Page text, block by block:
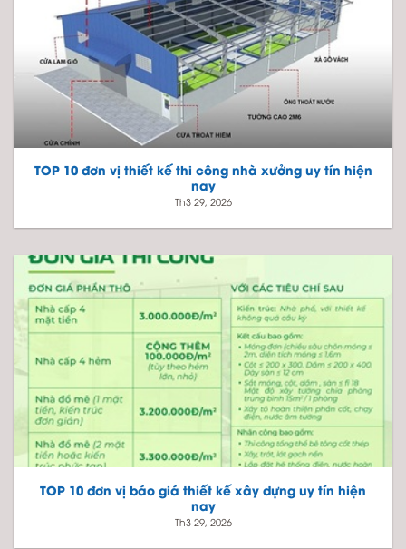
TOP 10 đơn vị thiết kế thi công nhà xưởng uy tín hiện
nay
Th3 29, 2026
TOP 10 đơn vị báo giá thiết kế xây dựng uy tín hiện
nay
Th3 29, 2026